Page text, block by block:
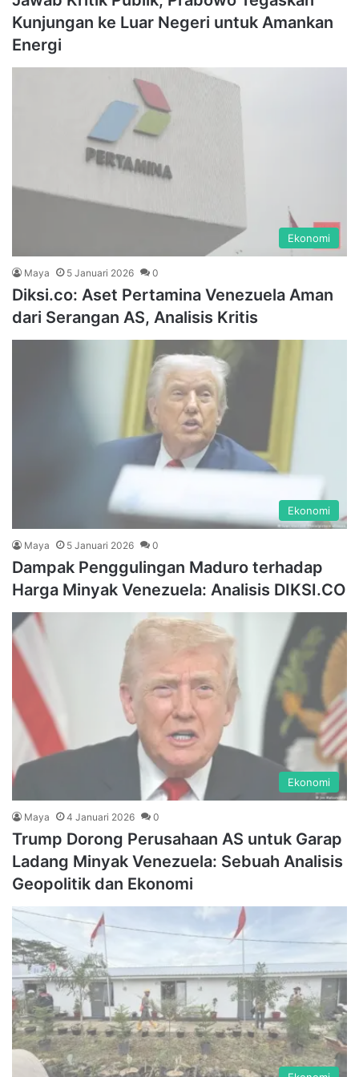
Kunjungan ke Luar Negeri untuk Amankan
Energi
Ekonomi
Maya 5 Januari 2026 0
Diksi.co: Aset Pertamina Venezuela Aman
dari Serangan AS, Analisis Kritis
Ekonomi
Maya 5 Januari 2026 0
Dampak Penggulingan Maduro terhadap
Harga Minyak Venezuela: Analisis DIKSI.CO
Ekonomi
Maya 4 Januari 2026 0
Trump Dorong Perusahaan AS untuk Garap
Ladang Minyak Venezuela: Sebuah Analisis
Geopolitik dan Ekonomi